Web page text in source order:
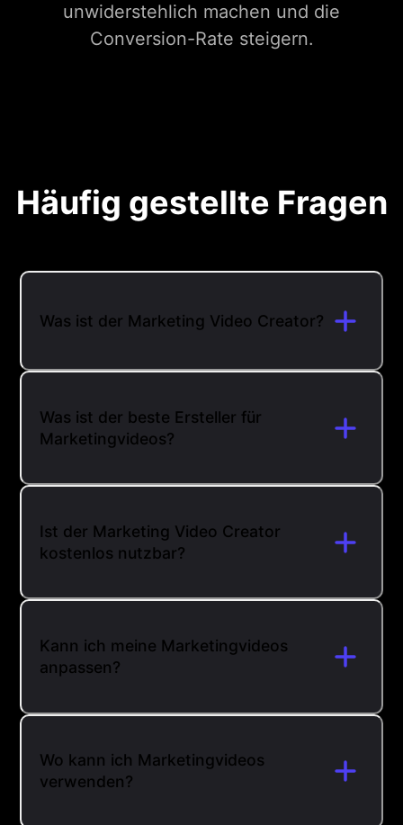
unwiderstehlich machen und die
Conversion-Rate steigern.
Häufig gestellte Fragen
Was ist der Marketing Video Creator?
Was ist der beste Ersteller für
Marketingvideos?
Ist der Marketing Video Creator
kostenlos nutzbar?
Kann ich meine Marketingvideos
anpassen?
Wo kann ich Marketingvideos
verwenden?